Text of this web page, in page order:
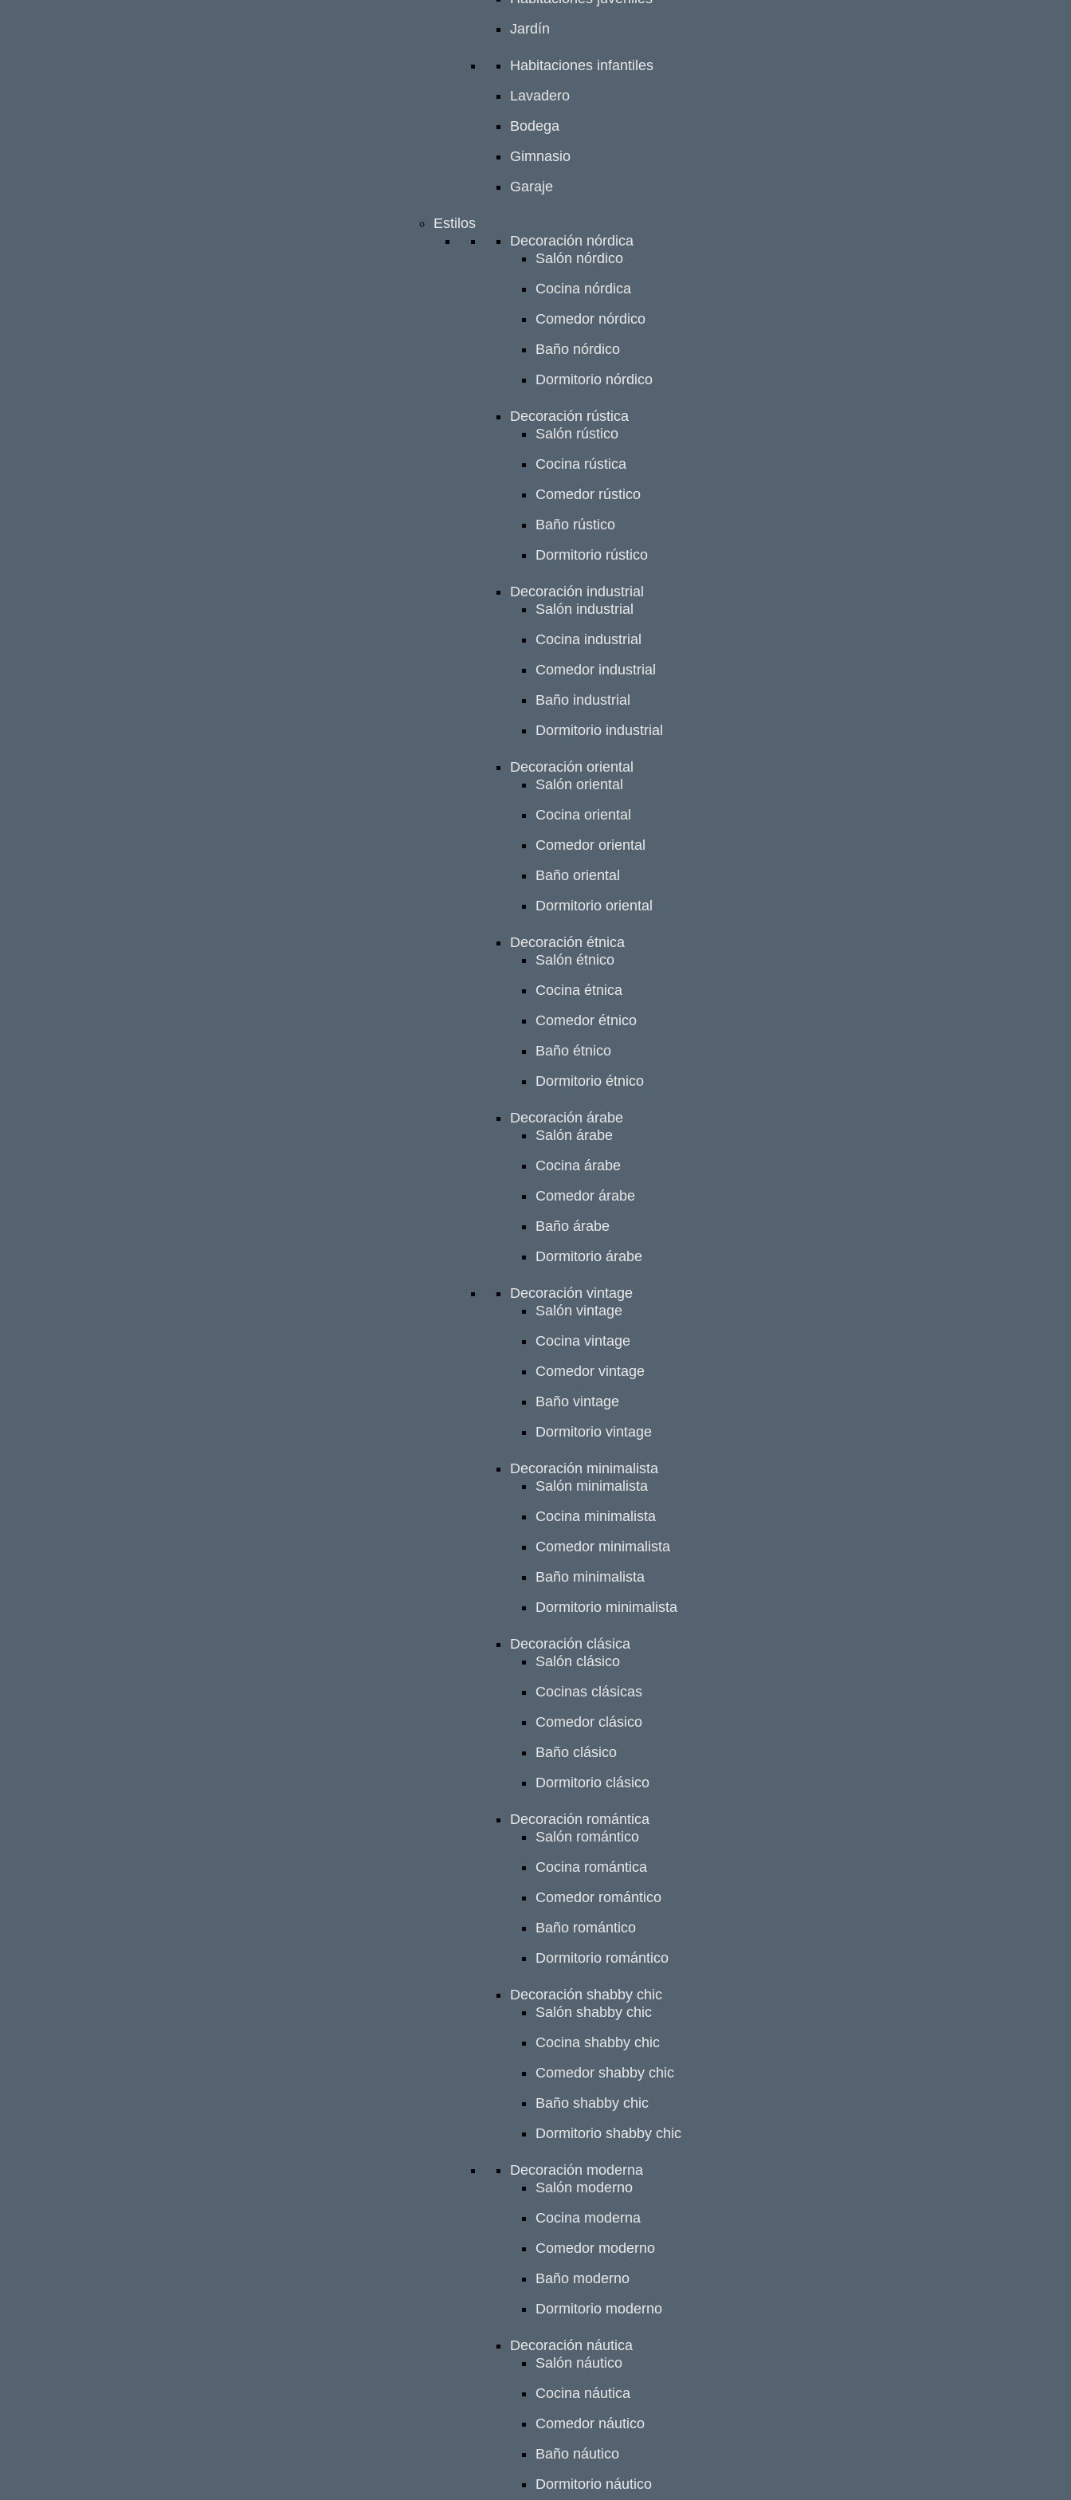
Jardín
Habitaciones infantiles
Lavadero
Bodega
Gimnasio
Garaje
Estilos
Decoración nórdica
Salón nórdico
Cocina nórdica
Comedor nórdico
Baño nórdico
Dormitorio nórdico
Decoración rústica
Salón rústico
Cocina rústica
Comedor rústico
Baño rústico
Dormitorio rústico
Decoración industrial
Salón industrial
Cocina industrial
Comedor industrial
Baño industrial
Dormitorio industrial
Decoración oriental
Salón oriental
Cocina oriental
Comedor oriental
Baño oriental
Dormitorio oriental
Decoración étnica
Salón étnico
Cocina étnica
Comedor étnico
Baño étnico
Dormitorio étnico
Decoración árabe
Salón árabe
Cocina árabe
Comedor árabe
Baño árabe
Dormitorio árabe
Decoración vintage
Salón vintage
Cocina vintage
Comedor vintage
Baño vintage
Dormitorio vintage
Decoración minimalista
Salón minimalista
Cocina minimalista
Comedor minimalista
Baño minimalista
Dormitorio minimalista
Decoración clásica
Salón clásico
Cocinas clásicas
Comedor clásico
Baño clásico
Dormitorio clásico
Decoración romántica
Salón romántico
Cocina romántica
Comedor romántico
Baño romántico
Dormitorio romántico
Decoración shabby chic
Salón shabby chic
Cocina shabby chic
Comedor shabby chic
Baño shabby chic
Dormitorio shabby chic
Decoración moderna
Salón moderno
Cocina moderna
Comedor moderno
Baño moderno
Dormitorio moderno
Decoración náutica
Salón náutico
Cocina náutica
Comedor náutico
Baño náutico
Dormitorio náutico